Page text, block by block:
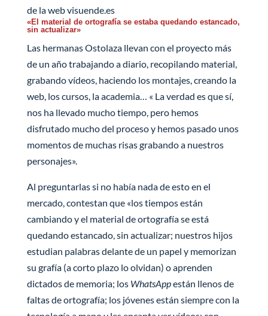
de la web visuende.es
«El material de ortografía se estaba quedando estancado,
sin actualizar»
Las hermanas Ostolaza llevan con el proyecto más
de un año trabajando a diario, recopilando material,
grabando vídeos, haciendo los montajes, creando la
web, los cursos, la academia… « La verdad es que sí,
nos ha llevado mucho tiempo, pero hemos
disfrutado mucho del proceso y hemos pasado unos
momentos de muchas risas grabando a nuestros
personajes».
Al preguntarlas si no había nada de esto en el
mercado, contestan que «los tiempos están
cambiando y el material de ortografía se está
quedando estancado, sin actualizar; nuestros hijos
estudian palabras delante de un papel y memorizan
su grafía (a corto plazo lo olvidan) o aprenden
dictados de memoria; losWhatsAppestán llenos de
faltas de ortografía; los jóvenes están siempre con la